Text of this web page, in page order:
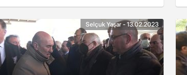
Selçuk Yaşar - 13.02.2023